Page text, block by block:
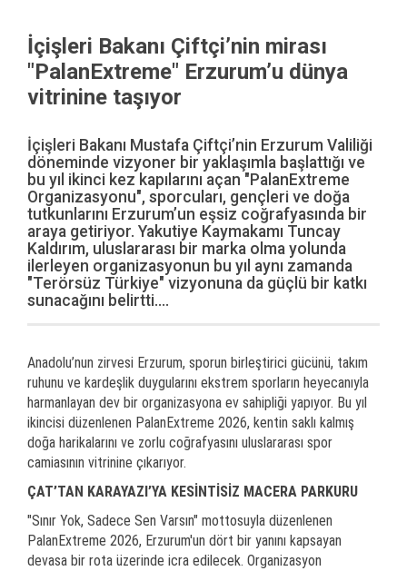
İçişleri Bakanı Çiftçi’nin mirası
"PalanExtreme" Erzurum’u dünya
vitrinine taşıyor
İçişleri Bakanı Mustafa Çiftçi’nin Erzurum Valiliği
döneminde vizyoner bir yaklaşımla başlattığı ve
bu yıl ikinci kez kapılarını açan "PalanExtreme
Organizasyonu", sporcuları, gençleri ve doğa
tutkunlarını Erzurum’un eşsiz coğrafyasında bir
araya getiriyor. Yakutiye Kaymakamı Tuncay
Kaldırım, uluslararası bir marka olma yolunda
ilerleyen organizasyonun bu yıl aynı zamanda
"Terörsüz Türkiye" vizyonuna da güçlü bir katkı
sunacağını belirtti....
Anadolu’nun zirvesi Erzurum, sporun birleştirici gücünü, takım
ruhunu ve kardeşlik duygularını ekstrem sporların heyecanıyla
harmanlayan dev bir organizasyona ev sahipliği yapıyor. Bu yıl
ikincisi düzenlenen PalanExtreme 2026, kentin saklı kalmış
doğa harikalarını ve zorlu coğrafyasını uluslararası spor
camiasının vitrinine çıkarıyor.
ÇAT’TAN KARAYAZI’YA KESİNTİSİZ MACERA PARKURU
"Sınır Yok, Sadece Sen Varsın" mottosuyla düzenlenen
PalanExtreme 2026, Erzurum'un dört bir yanını kapsayan
devasa bir rota üzerinde icra edilecek. Organizasyon